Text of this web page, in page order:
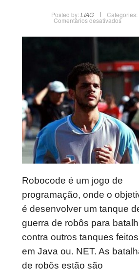
Posted by: LIAG Categories:
Comentários desativados
Robocode é um jogo de
programação, onde o
é desenvolver um tanque
guerra de robôs para
contra outros tanques feitos
em Java ou. NET. As
de robôs estão são